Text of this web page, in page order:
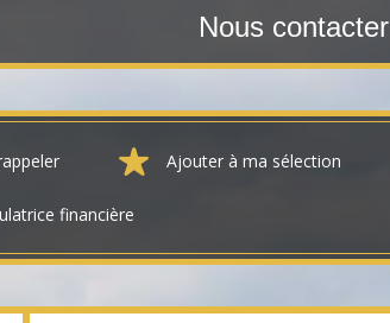
Nous contacter
Ajouter à ma sélection
financière